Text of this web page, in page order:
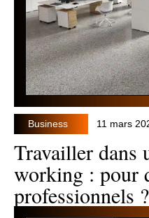
Business 11 mars
Travailler dans
working : pour
professionnels ?